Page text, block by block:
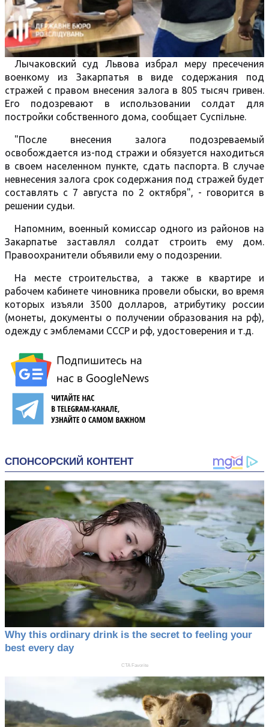
Лычаковский суд Львова избрал меру пресечения
военкому из Закарпатья в виде содержания под
стражей с правом внесения залога в 805 тысяч гривен.
Его подозревают в использовании солдат для
постройки собственного дома, сообщает Суспільне.
"После внесения залога подозреваемый
освобождается из-под стражи и обязуется находиться
в своем населенном пункте, сдать паспорта. В случае
невнесения залога срок содержания под стражей будет
составлять с 7 августа по 2 октября", - говорится в
решении судьи.
Напомним, военный комиссар одного из районов на
Закарпатье заставлял солдат строить ему дом.
Правоохранители объявили ему о подозрении.
На месте строительства, а также в квартире и
рабочем кабинете чиновника провели обыски, во время
которых изъяли 3500 долларов, атрибутику россии
(монеты, документы о получении образования на рф),
одежду с эмблемами СССР и рф, удостоверения и т.д.